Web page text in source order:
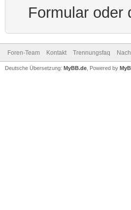
Formular oder
Foren-Team Kontakt Trennungsfaq
Deutsche Übersetzung: MyBB.de , Powered by